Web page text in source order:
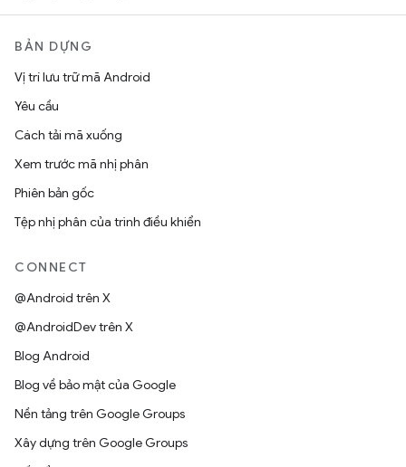
BẢN DỰNG
Vị trí lưu trữ mã Android
Yêu cầu
Cách tải mã xuống
Xem trước mã nhị phân
Phiên bản gốc
Tệp nhị phân của trình điều khiển
CONNECT
@Android trên X
@AndroidDev trên X
Blog Android
Blog về bảo mật của Google
Nền tảng trên Google Groups
Xây dựng trên Google Groups